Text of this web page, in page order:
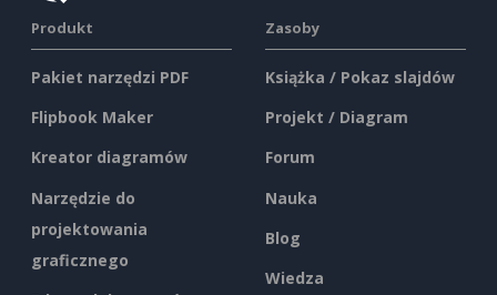
Produkt
Pakiet narzędzi PDF
Flipbook Maker
Kreator diagramów
Narzędzie do
projektowania
graficznego
Zasoby
Książka / Pokaz slajdów
Projekt / Diagram
Forum
Nauka
Blog
Wiedza